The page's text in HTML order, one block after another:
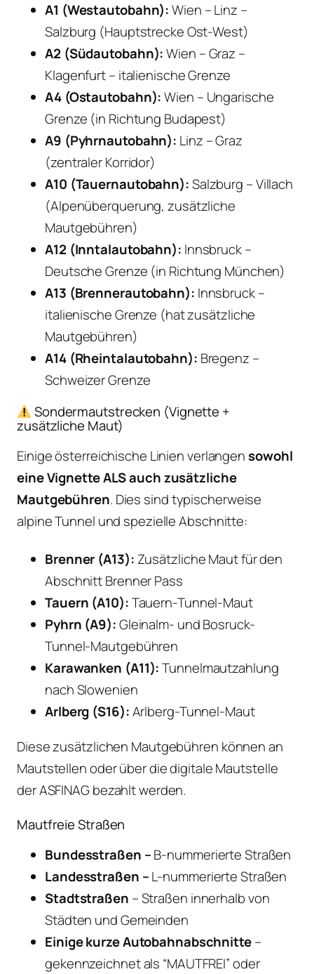
A1 (Westautobahn):Wien – Linz –
Salzburg (Hauptstrecke Ost-West)
A2 (Südautobahn):Wien – Graz –
Klagenfurt – italienische Grenze
A4 (Ostautobahn):Wien – Ungarische
Grenze (in Richtung Budapest)
A9 (Pyhrnautobahn): Linz – Graz
(zentraler Korridor)
A10 (Tauernautobahn):Salzburg – Villach
(Alpenüberquerung, zusätzliche
Mautgebühren)
A12 (Inntalautobahn): Innsbruck –
Deutsche Grenze (in Richtung München)
A13 (Brennerautobahn): Innsbruck –
italienische Grenze (hat zusätzliche
Mautgebühren)
A14 (Rheintalautobahn): Bregenz –
Schweizer Grenze
Sondermautstrecken (Vignette +
zusätzliche Maut)
Einige österreichische Linien verlangensowohl
eine Vignette ALS auch zusätzliche
Mautgebühren. Dies sind typischerweise
alpine Tunnel und spezielle Abschnitte:
Brenner (A13): Zusätzliche Maut für den
Abschnitt Brenner Pass
Tauern (A10):Tauern-Tunnel-Maut
Pyhrn (A9):Gleinalm- und Bosruck-
Tunnel-Mautgebühren
Karawanken (A11):Tunnelmautzahlung
nach Slowenien
Arlberg (S16):Arlberg-Tunnel-Maut
Diese zusätzlichen Mautgebühren können an
Mautstellen oder über die digitale Mautstelle
der ASFINAG bezahlt werden.
Mautfreie Straßen
Bundesstraßen –B-nummerierte Straßen
Landesstraßen –L-nummerierte Straßen
Stadtstraßen – Straßen innerhalb von
Städten und Gemeinden
Einige kurze Autobahnabschnitte–
gekennzeichnet als “MAUTFREI” oder